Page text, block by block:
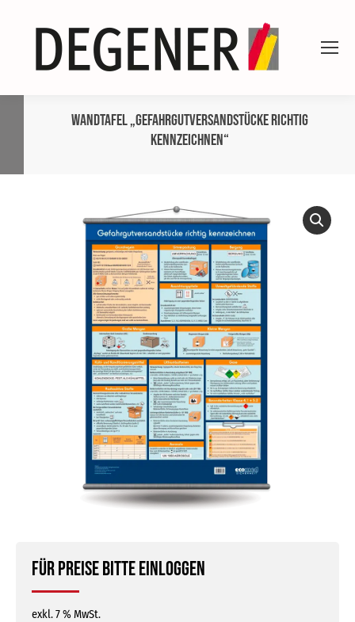
Wandtafel „Gefahrgutversandstücke richtig
kennzeichnen“
Für Preise bitte einloggen
exkl. 7 % MwSt.